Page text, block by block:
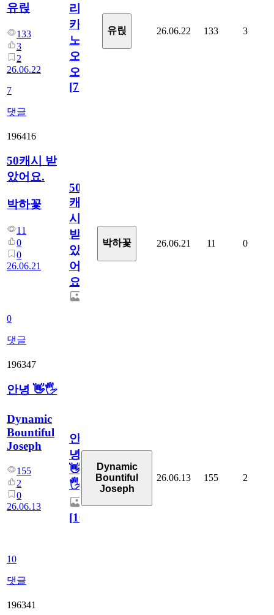
유릱
133
3
2
26.06.22
7
댓글
리
카
노
오
오!
[7]
유릱 26.06.22 133 3
196416
50캐시 받
았어요.
박하꽃
11
0
0
26.06.21
0
댓글
50
캐
시
받
았
어
요.
박하꽃 26.06.21 11 0
196347
안녕 👋🖐
Dynamic
Bountiful
Joseph
155
2
0
26.06.13
10
댓글
안
녕
👋
🖐
[10
Dynamic
Bountiful
Joseph
26.06.13 155 2
196341